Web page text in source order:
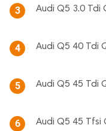
3 Audi Q5 3.0 Tdi
4 Audi Q5 40 Tdi
5 Audi Q5 45 Tdi
6 Audi Q5 45 Tfsi